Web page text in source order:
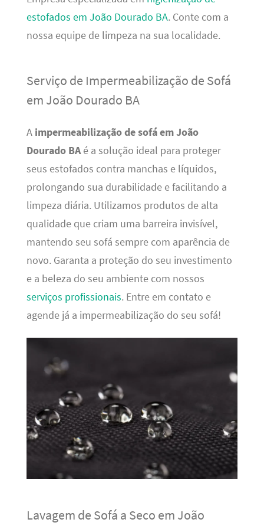
estofados em João Dourado BA. Conte com a
nossa equipe de limpeza na sua localidade.
Serviço de Impermeabilização de Sofá
em João Dourado BA
A impermeabilização de sofá em João
Dourado BAé a solução ideal para proteger
seus estofados contra manchas e líquidos,
prolongando sua durabilidade e facilitando a
limpeza diária. Utilizamos produtos de alta
qualidade que criam uma barreira invisível,
mantendo seu sofá sempre com aparência de
novo. Garanta a proteção do seu investimento
e a beleza do seu ambiente com nossos
serviços profissionais. Entre em contato e
agende já a impermeabilização do seu sofá!
Lavagem de Sofá a Seco em João